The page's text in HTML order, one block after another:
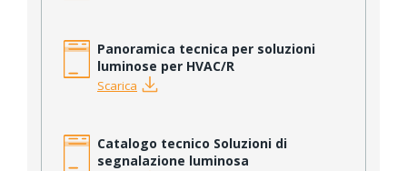
Panoramica tecnica per soluzioni
luminose per HVAC/R
Scarica
Catalogo tecnico Soluzioni di
segnalazione luminosa